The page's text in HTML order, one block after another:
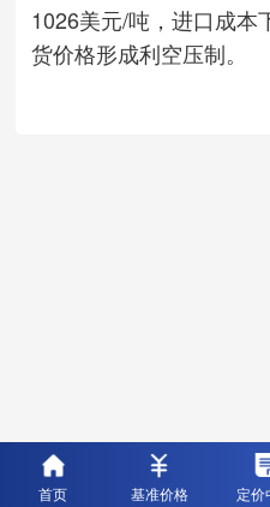
1026美元/吨，进口成本
货价格形成利空压制。
首页 基准价格 定价